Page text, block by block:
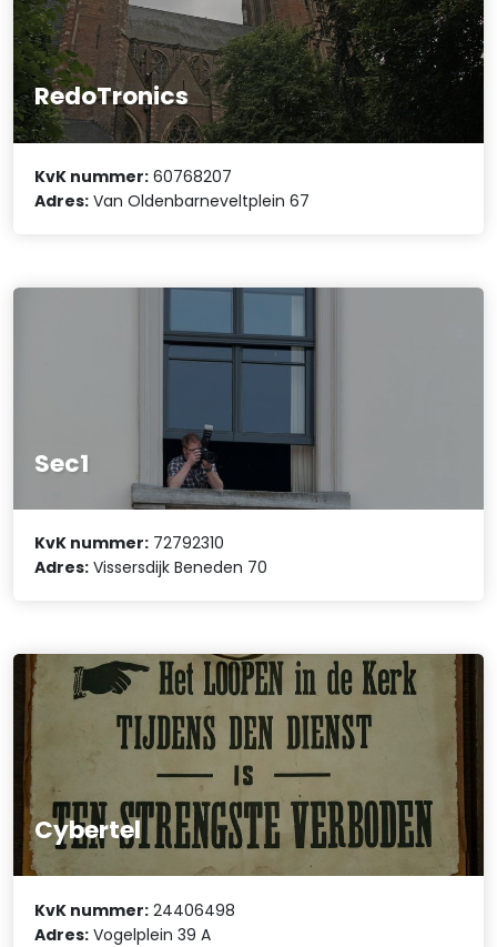
RedoTronics
KvK nummer: 60768207
Adres: Van Oldenbarneveltplein 67
Sec1
KvK nummer: 72792310
Adres: Vissersdijk Beneden 70
Cybertel
KvK nummer: 24406498
Adres: Vogelplein 39 A